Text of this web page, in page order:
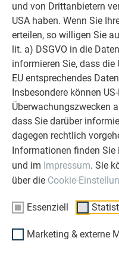
und von Drittanbietern
USA haben. Wenn Sie
erteilen, so willigen Sie
lit. a) DSGVO in die
informieren Sie, dass die
EU entsprechendes
Insbesondere können
Überwachungszwecken
dass Sie darüber
dagegen rechtlich
Informationen finden Sie
und im Impressum. Sie
über die Cookie-
Essenziell
Marketing & externe
JUNGE ERGÄNZUNG
Neben seiner Tätigkeit
Schlömicher an der
Technische Lehranstalt
Holztechnologien, wo er
ist. „Ich bin sehr froh,
entschieden habe, Lehrer
werden“, sagt er. „Es ist
über verschiedenste
auch gemeinsam
spezialisiert auf
Türen für das Berufsleben
bleibt in der